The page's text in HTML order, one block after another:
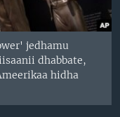
jedhamu
dhabbate,
hidha